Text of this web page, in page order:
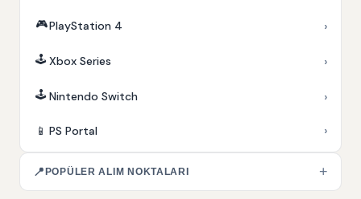
🎮PlayStation 4 ›
🕹️ Xbox Series ›
🕹️ Nintendo Switch ›
📱 PS Portal ›
📍 POPÜLER ALIM NOKTALARI +